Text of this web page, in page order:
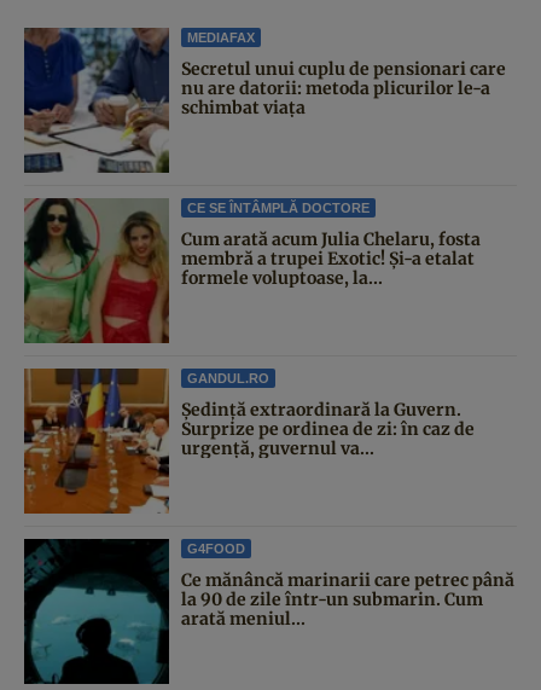
MEDIAFAX
Secretul unui cuplu de pensionari care
nu are datorii: metoda plicurilor le-a
schimbat viața
CE SE ÎNTÂMPLĂ DOCTORE
Cum arată acum Julia Chelaru, fosta
membră a trupei Exotic! Și-a etalat
formele voluptoase, la...
GANDUL.RO
Şedinţă extraordinară la Guvern.
Surprize pe ordinea de zi: în caz de
urgență, guvernul va...
G4FOOD
Ce mănâncă marinarii care petrec până
la 90 de zile într-un submarin. Cum
arată meniul...